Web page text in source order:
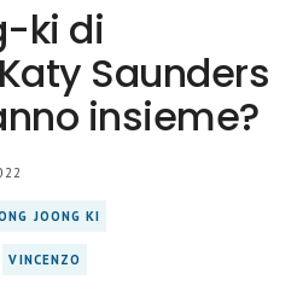
ki di
Saunders
insieme?
JOONG KI
VINCENZO